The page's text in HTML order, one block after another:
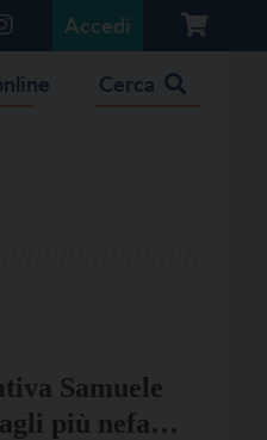
Accedi
Cerca
Samuele
più nefasti